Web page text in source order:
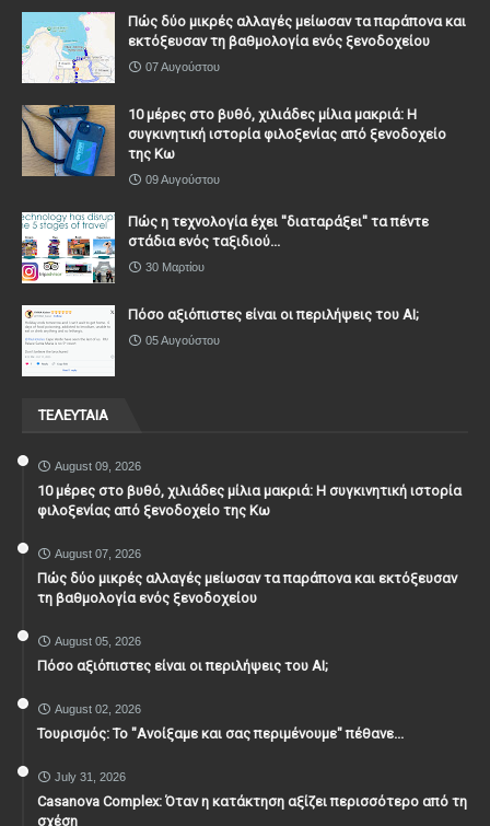
Πώς δύο μικρές αλλαγές μείωσαν τα παράπονα και
εκτόξευσαν τη βαθμολογία ενός ξενοδοχείου
07 Αυγούστου
10 μέρες στο βυθό, χιλιάδες μίλια μακριά: Η
συγκινητική ιστορία φιλοξενίας από ξενοδοχείο
της Κω
09 Αυγούστου
Πώς η τεχνολογία έχει ''διαταράξει'' τα πέντε
στάδια ενός ταξιδιού...
30 Μαρτίου
Πόσο αξιόπιστες είναι οι περιλήψεις του ΑΙ;
05 Αυγούστου
ΤΕΛΕΥΤΑΙΑ
August 09, 2026
10 μέρες στο βυθό, χιλιάδες μίλια μακριά: Η συγκινητική ιστορία
φιλοξενίας από ξενοδοχείο της Κω
August 07, 2026
Πώς δύο μικρές αλλαγές μείωσαν τα παράπονα και εκτόξευσαν
τη βαθμολογία ενός ξενοδοχείου
August 05, 2026
Πόσο αξιόπιστες είναι οι περιλήψεις του ΑΙ;
August 02, 2026
Τουρισμός: Το "Ανοίξαμε και σας περιμένουμε" πέθανε...
July 31, 2026
Casanova Complex: Όταν η κατάκτηση αξίζει περισσότερο από τη
σχέση